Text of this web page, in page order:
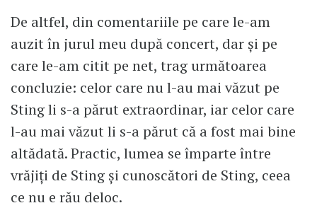
De altfel, din comentariile pe care le-am
auzit în jurul meu după concert, dar și pe
care le-am citit pe net, trag următoarea
concluzie: celor care nu l-au mai văzut pe
Sting li s-a părut extraordinar, iar celor care
l-au mai văzut li s-a părut că a fost mai bine
altădată. Practic, lumea se împarte între
vrăjiți de Sting și cunoscători de Sting, ceea
ce nu e rău deloc.